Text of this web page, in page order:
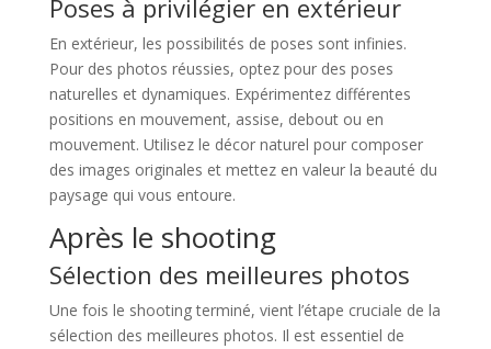
Poses à privilégier en extérieur
En extérieur, les possibilités de poses sont infinies.
Pour des photos réussies, optez pour des poses
naturelles et dynamiques. Expérimentez différentes
positions en mouvement, assise, debout ou en
mouvement. Utilisez le décor naturel pour composer
des images originales et mettez en valeur la beauté du
paysage qui vous entoure.
Après le shooting
Sélection des meilleures photos
Une fois le shooting terminé, vient l’étape cruciale de la
sélection des meilleures photos. Il est essentiel de